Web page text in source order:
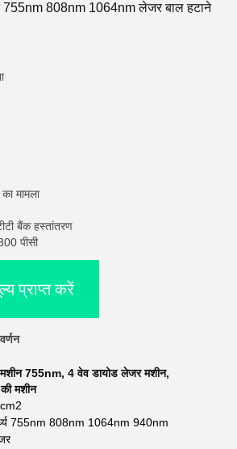
755nm 808nm 1064nm लेजर बाल हटाने
मामला
बैंक हस्तांतरण
पीसी
प्राप्त करें
755nm, 4 वेव डायोड लेजर मशीन,
मशीन
755nm 808nm 1064nm 940nm